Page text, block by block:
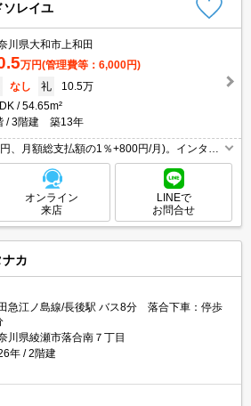
ソレイユ
川県大和市上和田
万円(管理費等：6,000円)
なし 礼
10.5万
54.65m²
3階建 築13年
、月額総支払額の1％+800円/月)。インター
ス使用。追い焚き機能付きバス。TVモニター
ムセキュリティ付で安心。
オンライン
来店
LINEで
お問合せ
ナカ
急江ノ島線/長後駅 バス8分 落合下車：停歩
川県綾瀬市落合南７丁目
年
2階建